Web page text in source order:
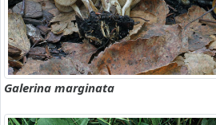
Galerina marginata